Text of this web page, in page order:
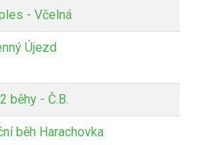
- Včelná
Újezd
běhy - Č.B.
běh Harachovka